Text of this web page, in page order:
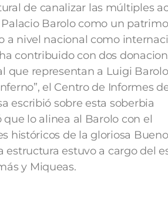
de canalizar las múltiples
Barolo como un
nivel nacional como
contribuido con dos
que representan a Luigi
el Centro de Informes
escribió sobre esta soberbia
lo alinea al Barolo con el
históricos de la gloriosa
estructura estuvo a cargo del
y Miqueas.